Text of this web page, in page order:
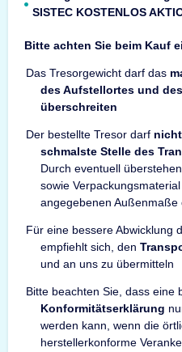
SISTEC KOSTENLOS
Bitte achten Sie beim Kauf
Das Tresorgewicht darf das
des Aufstellortes und
überschreiten
Der bestellte Tresor darf
schmalste Stelle des
Durch eventuell
sowie
angegebenen Außenmaße
Für eine bessere Abwicklung
empfiehlt sich, den
und an uns zu übermitteln
Bitte beachten Sie, dass eine
Konformitätserklärung
werden kann, wenn die
herstellerkonforme